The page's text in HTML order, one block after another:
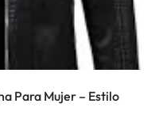
Para Mujer – Estilo